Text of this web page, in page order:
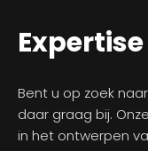
Bent u op zoek
daar graag bij.
in het ontwerpen